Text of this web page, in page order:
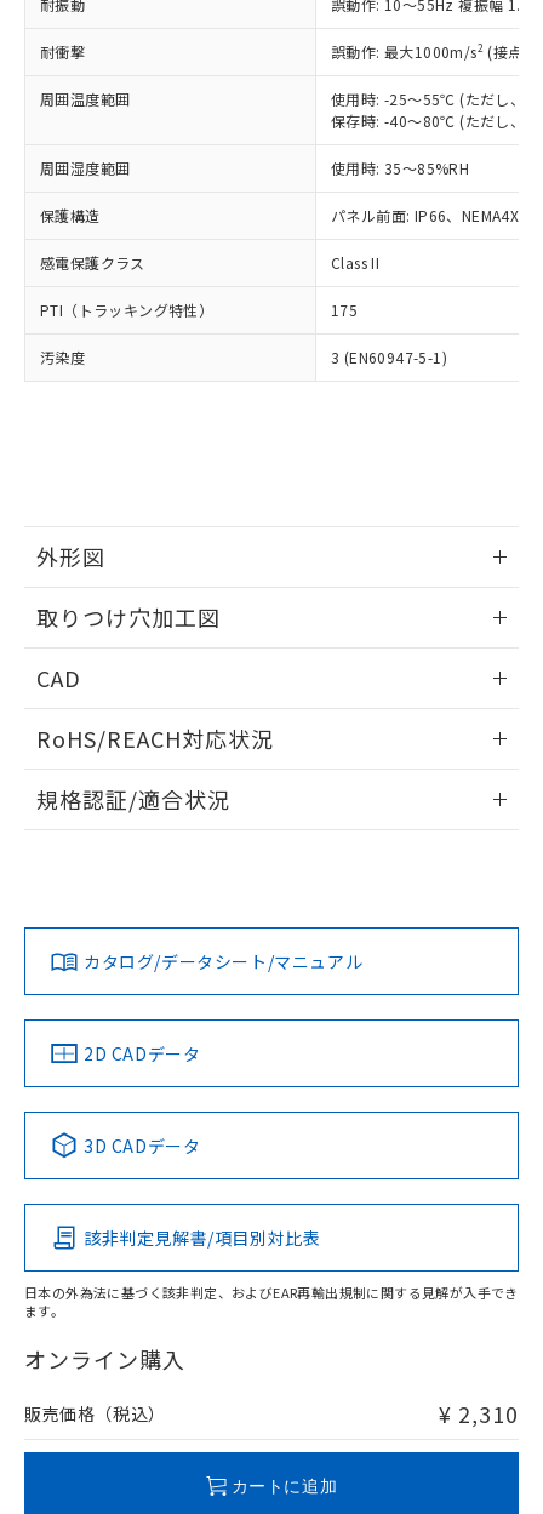
耐振動 誤動作: 10～55Hz 複振幅
耐衝撃 誤動作: 最大1000m/s2 (接点
周囲温度範囲
使用時: -25～55℃ (ただし、氷
保存時: -40～80℃ (ただし、氷
周囲湿度範囲 使用時: 35～85%RH
保護構造 パネル前面: IP66、NEMA4X,
感電保護クラス Class II
PTI（トラッキング特性） 175
汚染度 3 (EN60947-5-1)
外形図
取りつけ穴加工図
CAD
ドすることができます。
ログイン/会員登録
ダウンロードデータをご利用いただく前に、以下を必ずお読
みください。
ソフトウェアの使用条件
RoHS/REACH対応状況
EU RoHS 注意事項・凡例
対応済み
中国 RoHS 注意事項・凡例
Pb Hg Cd Cr(VI)
O
在庫等で未対応品が混在する可能性があります。
問い合わせください。
規格認証/適合状況
LR型式承認
（イギリス
船舶規格）
DNV型式承認
（ノルウェー
BV型式承認
（フランス
KR型式
（韓国
No No No No
この製品の規格認証/適合状況ページへ
その他の認証はこちらのページからご検索ください
カタログ/データシート/マニュアル
2D CADデータ
3D CADデータ
該非判定見解書/項目別対比表
日本の外為法に基づく該非判定、およびEAR再輸出規制に関する見解が入手でき
ます。
オンライン購入
販売価格（税込） ¥ 2,310
カートに追加
正式な納期状況および標準価格はお客
様のお取引先、またはお客様担当のオ
ムロン制御機器販売店・当社販売員に
オムロン制御機器販売店や当社販売拠
販売ネットワーク
」をご確認
在庫状況および標準価格結果を当社の
事前の承諾なく第三者に漏洩または開
示しないようお願いします。
マイパーツ機能（部品リスト作成サー
ビス）をご利用いただくには、I-Web
メンバーズにご登録されている必要が
お客様が当ウェブサイト上で当社にご
指します。
但し、RoHS指令で産業用監視および制御機器に対する
適用除外項目は除く。
フタル酸エステル類の４物質については閾値を超える意
図的な使用がないことを確認しています。
部品在庫の切り替え状況などにより、予定
月が前後することがあります。
※3 非含有証明書ダウンロード
51物質の非含有証明書（当社基準）
※本証明書は発行日時点で非含有を証明す
るもので、過去に遡って非含有を証明する
ものではありません。
また、RoHS指令のフタル酸エステル類４
欄に対応日を記載しておりました。
既に当社にて対応品への在庫切替を完了
していることから、特段のことがない限
り、2022年1月12日より割愛しておりま
す。
DBP(フタル酸ジブチル) : 1000ppm、 DIBP(フタル酸ジ
イソブチル) : 1000ppm、 BBP(フタル酸ブチルベンジ
DEHP(フタル酸ビス(2-エチルヘキシル)) : 1000ppm
準値以下であることを示します。
「10」：通常の使用状況下において有害物
質が外部に漏えいし、環境に深刻な影響を
及ぼさない年数を意味します。
「－」：未確認です。当社販売部門へお問
全に破砕するなど、違法に輸出されな
いよう必要な手段を講じます。
当社は貴社製品を、核兵器、ミサイ
ル、化学兵器、生物兵器またはその他
武器並びにこれらの製造装置等に一切
当社は、貴社製品を第三者に販売する
場合は、上記1、2および3の内容を当
該第三者に通知します。また当社は、
販売先および販売に係わる関係者が違
法に輸出するおそれがある場合は、取
り引きをいたしません。
一定数には満たないが在庫あり
－
在庫なし(最新の在庫状況につ
いては、お客様のお取引先、ま
たはお客様担当のオムロン制御
機器販売店・当社販売員にご確
空
受注生産機種、また在庫状況の
情報を公開していない機種